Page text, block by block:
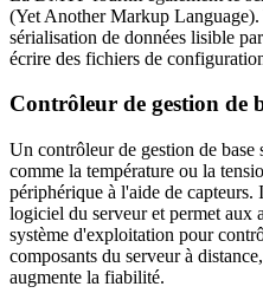
(Yet Another Markup
sérialisation de données lisible
écrire des fichiers de
Contrôleur de gestion de
Un contrôleur de gestion de base
comme la température ou la
périphérique à l'aide de
logiciel du serveur et permet aux
système d'exploitation pour
composants du serveur à
augmente la fiabilité.